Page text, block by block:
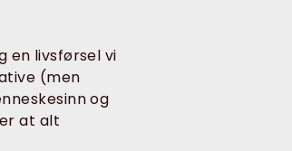
en livsførsel vi
(men
og
at alt